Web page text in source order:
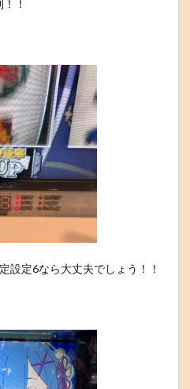
！
設定6なら大丈夫でしょう！！